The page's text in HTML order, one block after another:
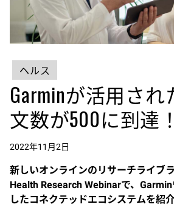
ヘルス
Garminが活用さ
文数が500に到達！
2022年11月2日
新しいオンラインのリサーチライブ
Health Research Webinarで、
したコネクテッドエコシステムを紹